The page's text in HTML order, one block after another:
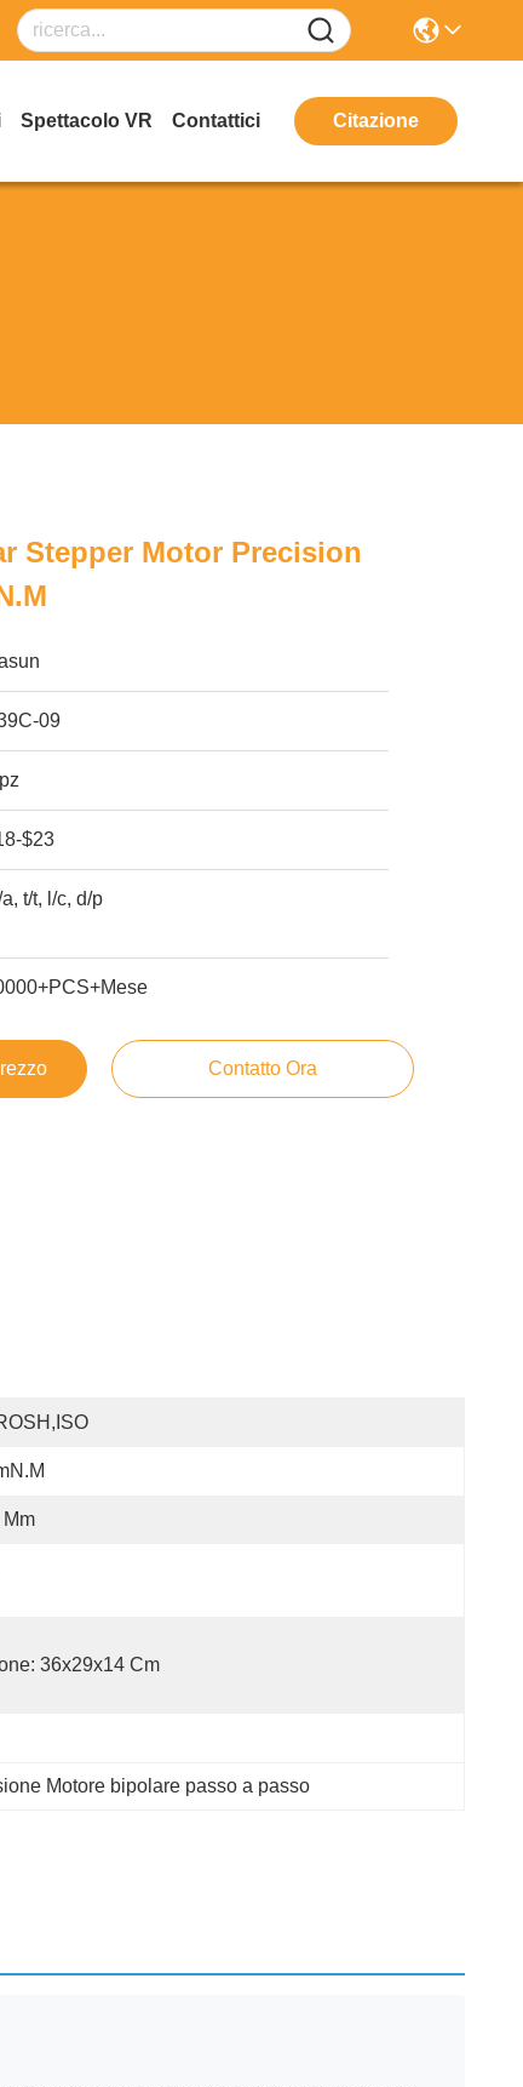
Spettacolo VR Contattici Citazione
Stepper Motor Precision
09
$23
a, t/t, l/c, d/p
Contatto Ora
36x29x14 Cm
Motore bipolare passo a passo